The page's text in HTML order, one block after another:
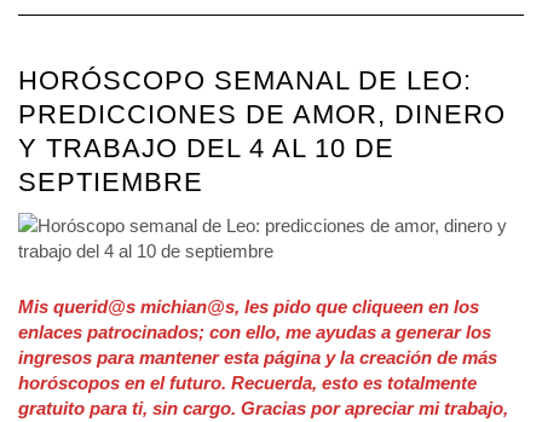
HORÓSCOPO SEMANAL DE LEO:
PREDICCIONES DE AMOR, DINERO
Y TRABAJO DEL 4 AL 10 DE
SEPTIEMBRE
Mis querid@s michian@s, les pido que cliqueen en los
enlaces patrocinados; con ello, me ayudas a generar los
ingresos para mantener esta página y la creación de más
horóscopos en el futuro. Recuerda, esto es totalmente
gratuito para ti, sin cargo. Gracias por apreciar mi trabajo,